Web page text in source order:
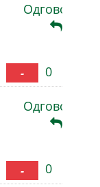
Одговори
- 0
Одговори
- 0